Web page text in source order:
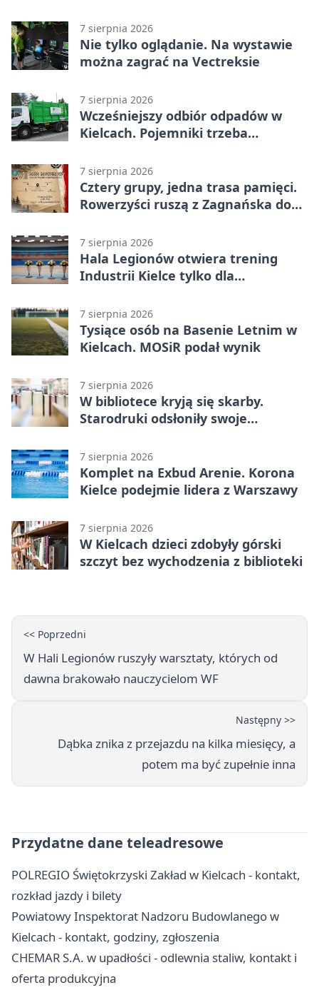
7 sierpnia 2026
Nie tylko oglądanie. Na wystawie
można zagrać na Vectreksie
7 sierpnia 2026
Wcześniejszy odbiór odpadów w
Kielcach. Pojemniki trzeba
7 sierpnia 2026
Cztery grupy, jedna trasa pamięci.
Rowerzyści ruszą z Zagnańska do
7 sierpnia 2026
Hala Legionów otwiera trening
Industrii Kielce tylko dla
7 sierpnia 2026
Tysiące osób na Basenie Letnim w
Kielcach. MOSiR podał wynik
7 sierpnia 2026
W bibliotece kryją się skarby.
Starodruki odsłoniły swoje
7 sierpnia 2026
Komplet na Exbud Arenie. Korona
Kielce podejmie lidera z Warszawy
7 sierpnia 2026
W Kielcach dzieci zdobyły górski
szczyt bez wychodzenia z biblioteki
<< Poprzedni
W Hali Legionów ruszyły warsztaty, których od
dawna brakowało nauczycielom WF
Następny >>
Dąbka znika z przejazdu na kilka miesięcy, a
potem ma być zupełnie inna
Przydatne dane teleadresowe
POLREGIO Świętokrzyski Zakład w Kielcach - kontakt,
rozkład jazdy i bilety
Powiatowy Inspektorat Nadzoru Budowlanego w
Kielcach - kontakt, godziny, zgłoszenia
CHEMAR S.A. w upadłości - odlewnia staliw, kontakt i
oferta produkcyjna